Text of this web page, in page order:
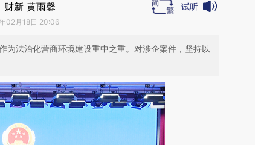
财新 黄雨馨
02月18日 20:06
试听
为法治化营商环境建设重中之重。对涉企案件，坚持以